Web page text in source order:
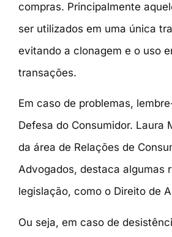
compras. Principalmente
ser utilizados em uma única
evitando a clonagem e o uso
transações.
Em caso de problemas,
Defesa do Consumidor. Laura
da área de Relações de
Advogados, destaca algumas
legislação, como o Direito de
Ou seja, em caso de